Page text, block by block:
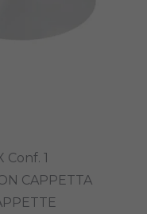
Conf. 1
CAPPETTA